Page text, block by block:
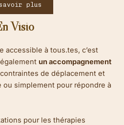
plus
Visio
accessible à tous.tes, c’est
un accompagnement
de déplacement et
ou simplement pour répondre à
pour les thérapies